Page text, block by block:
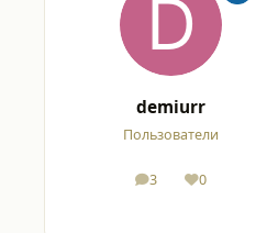
demiurr
Пользователи
3
сообщения
0
Репутация